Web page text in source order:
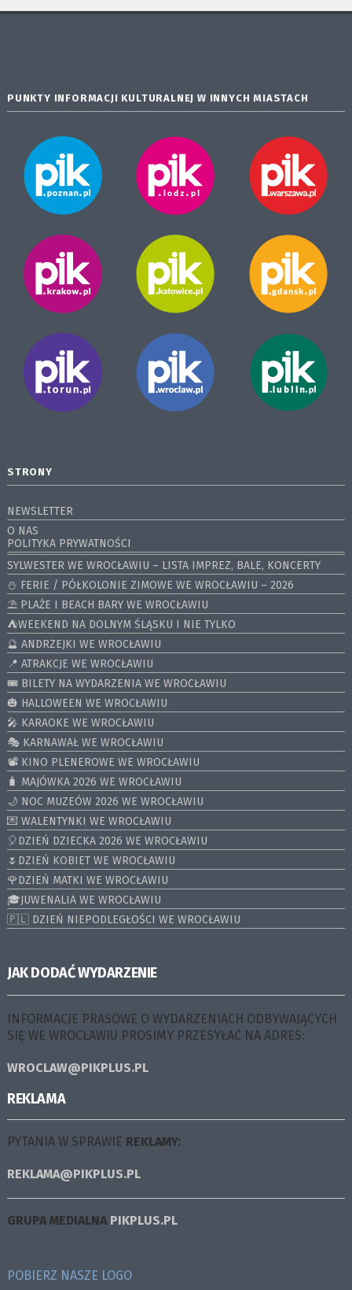
PUNKTY INFORMACJI KULTURALNEJ W INNYCH MIASTACH
STRONY
NEWSLETTER
O NAS
POLITYKA PRYWATNOŚCI
SYLWESTER WE WROCŁAWIU – LISTA IMPREZ, BALE, KONCERTY
⛄️ FERIE / PÓŁKOLONIE ZIMOWE WE WROCŁAWIU – 2026
⛱️ PLAŻE I BEACH BARY WE WROCŁAWIU
⛺️WEEKEND NA DOLNYM ŚLĄSKU I NIE TYLKO
🔮 ANDRZEJKI WE WROCŁAWIU
📍 ATRAKCJE WE WROCŁAWIU
🎟️ BILETY NA WYDARZENIA WE WROCŁAWIU
🎃 HALLOWEEN WE WROCŁAWIU
🎤 KARAOKE WE WROCŁAWIU
🎭 KARNAWAŁ WE WROCŁAWIU
📽️ KINO PLENEROWE WE WROCŁAWIU
🧳 MAJÓWKA 2026 WE WROCŁAWIU
🌙 NOC MUZEÓW 2026 WE WROCŁAWIU
💌 WALENTYNKI WE WROCŁAWIU
🎈DZIEŃ DZIECKA 2026 WE WROCŁAWIU
🌷DZIEŃ KOBIET WE WROCŁAWIU
🌹DZIEŃ MATKI WE WROCŁAWIU
🎓JUWENALIA WE WROCŁAWIU
🇵🇱 DZIEŃ NIEPODLEGŁOŚCI WE WROCŁAWIU
JAK DODAĆ WYDARZENIE
INFORMACJE PRASOWE O WYDARZENIACH ODBYWAJĄCYCH
SIĘ WE WROCŁAWIU PROSIMY PRZESYŁAĆ NA ADRES:
WROCLAW@PIKPLUS.PL
REKLAMA
PYTANIA W SPRAWIE REKLAMY:
REKLAMA@PIKPLUS.PL
GRUPA MEDIALNA PIKPLUS.PL
POBIERZ NASZE LOGO